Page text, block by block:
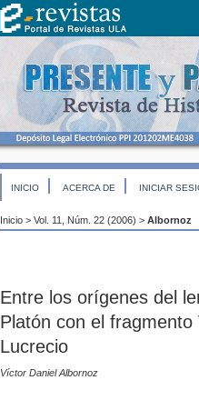
INICIO ACERCA DE INICIAR
Inicio > Vol. 11, Núm. 22 (2006) > Albornoz
Entre los orígenes del
Platón con el
Lucrecio
Víctor Daniel Albornoz